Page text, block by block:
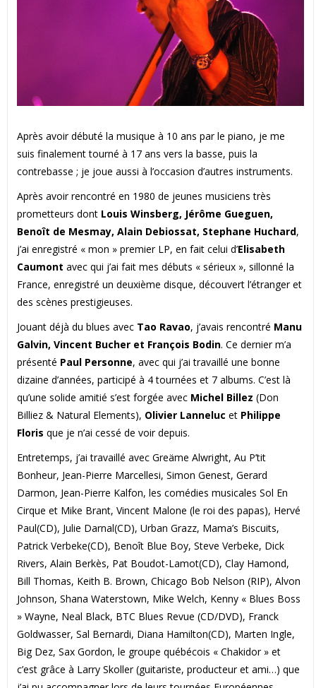
Après avoir débuté la musique à 10 ans par le piano, je me
suis finalement tourné à 17 ans vers la basse, puis la
contrebasse ; je joue aussi à l’occasion d’autres instruments.
Après avoir rencontré en 1980 de jeunes musiciens très
prometteurs dont Louis Winsberg, Jérôme Gueguen,
Benoît de Mesmay, Alain Debiossat, Stephane Huchard,
j’ai enregistré « mon » premier LP, en fait celui d’Elisabeth
Caumont avec qui j’ai fait mes débuts « sérieux », sillonné la
France, enregistré un deuxième disque, découvert l’étranger et
des scènes prestigieuses.
Jouant déjà du blues avec Tao Ravao, j’avais rencontré Manu
Galvin, Vincent Bucher et François Bodin. Ce dernier m’a
présenté Paul Personne, avec qui j’ai travaillé une bonne
dizaine d’années, participé à 4 tournées et 7 albums. C’est là
qu’une solide amitié s’est forgée avec Michel Billez (Don
Billiez & Natural Elements), Olivier Lanneluc et Philippe
Floris que je n’ai cessé de voir depuis.
Entretemps, j’ai travaillé avec Greäme Alwright, Au P’tit
Bonheur, Jean-Pierre Marcellesi, Simon Genest, Gerard
Darmon, Jean-Pierre Kalfon, les comédies musicales Sol En
Cirque et Mike Brant, Vincent Malone (le roi des papas), Hervé
Paul(CD), Julie Darnal(CD), Urban Grazz, Mama’s Biscuits,
Patrick Verbeke(CD), Benoît Blue Boy, Steve Verbeke, Dick
Rivers, Alain Berkès, Pat Boudot-Lamot(CD), Clay Hamond,
Bill Thomas, Keith B. Brown, Chicago Bob Nelson (RIP), Alvon
Johnson, Shana Waterstown, Mike Welch, Kenny « Blues Boss
» Wayne, Neal Black, BTC Blues Revue (CD/DVD), Franck
Goldwasser, Sal Bernardi, Diana Hamilton(CD), Marten Ingle,
Big Dez, Sax Gordon, le groupe québécois « Chakidor » et
c’est grâce à Larry Skoller (guitariste, producteur et ami…) que